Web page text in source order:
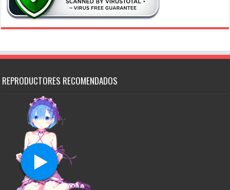
REPRODUCTORES RECOMENDADOS